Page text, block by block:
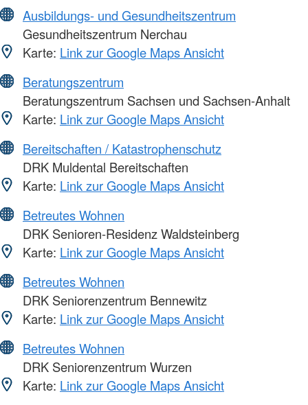
Ausbildungs- und Gesundheitszentrum
Gesundheitszentrum Nerchau
Karte: Link zur Google Maps Ansicht
Beratungszentrum
Beratungszentrum Sachsen und Sachsen-Anhalt
Karte: Link zur Google Maps Ansicht
Bereitschaften / Katastrophenschutz
DRK Muldental Bereitschaften
Karte: Link zur Google Maps Ansicht
Betreutes Wohnen
DRK Senioren-Residenz Waldsteinberg
Karte: Link zur Google Maps Ansicht
Betreutes Wohnen
DRK Seniorenzentrum Bennewitz
Karte: Link zur Google Maps Ansicht
Betreutes Wohnen
DRK Seniorenzentrum Wurzen
Karte: Link zur Google Maps Ansicht